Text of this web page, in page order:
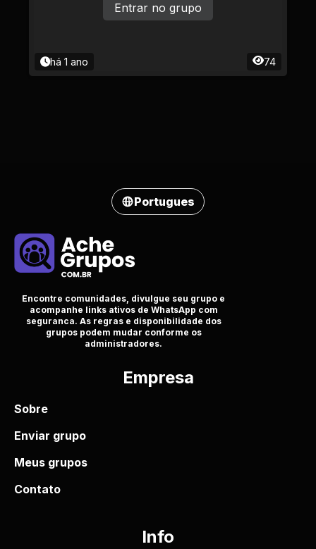
há 1 ano 74
Entrar no grupo
Portugues
Encontre comunidades, divulgue seu grupo e
acompanhe links ativos de WhatsApp com
seguranca. As regras e disponibilidade dos
grupos podem mudar conforme os
administradores.
Empresa
Sobre
Enviar grupo
Meus grupos
Contato
Info